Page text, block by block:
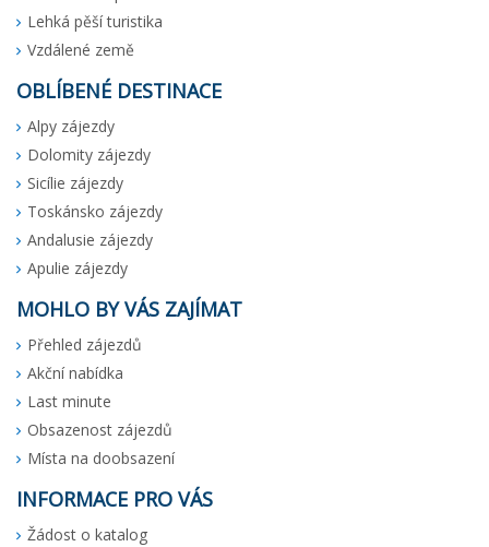
Lehká pěší turistika
Vzdálené země
OBLÍBENÉ DESTINACE
Alpy zájezdy
Dolomity zájezdy
Sicílie zájezdy
Toskánsko zájezdy
Andalusie zájezdy
Apulie zájezdy
MOHLO BY VÁS ZAJÍMAT
Přehled zájezdů
Akční nabídka
Last minute
Obsazenost zájezdů
Místa na doobsazení
INFORMACE PRO VÁS
Žádost o katalog